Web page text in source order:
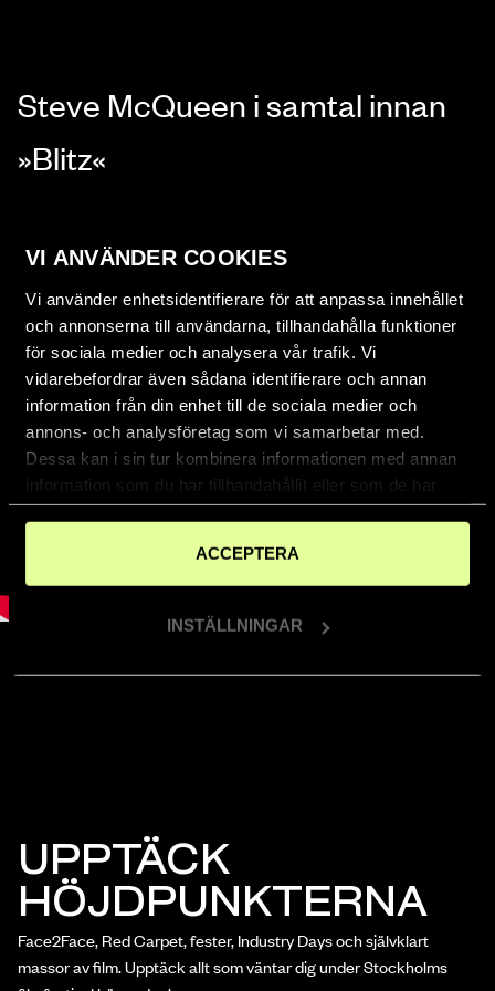
VI ANVÄNDER COOKIES
Vi använder enhetsidentifierare för att anpassa innehållet
och annonserna till användarna, tillhandahålla funktioner
för sociala medier och analysera vår trafik. Vi
vidarebefordrar även sådana identifierare och annan
information från din enhet till de sociala medier och
annons- och analysföretag som vi samarbetar med.
Dessa kan i sin tur kombinera informationen med annan
information som du har tillhandahållit eller som de har
samlat in när du har använt deras tjänster.
ACCEPTERA
INSTÄLLNINGAR
Steve McQueen i samtal innan
»Blitz«
Award 2024 – i ett kraftfullt samtal innan visningen av hans film
delar tankar om sitt arbete, sin process och hur historien
formar filmens språk. Samtalet modererat av Anna Croneman.
UPPTÄCK
HÖJDPUNKTERNA
Face2Face, Red Carpet, fester, Industry Days och självklart
massor av film. Upptäck allt som väntar dig under Stockholms